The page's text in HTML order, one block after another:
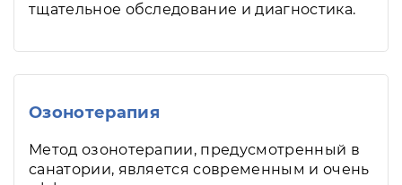
тщательное обследование и диагностика.
Озонотерапия
Метод озонотерапии, предусмотренный в
санатории, является современным и очень